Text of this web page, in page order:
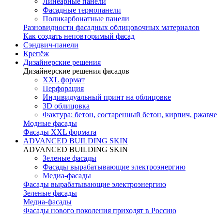
Фасадные термопанели
Поликарбонатные панели
Разновидности фасадных облицовочных материалов
Как создать неповторимый фасад
Сэндвич-панели
Крепёж
Дизайнерские решения
Дизайнерские решения фасадов
XXL формат
Перфорация
Индивидуальный принт на облицовке
3D облицовка
Фактура: бетон, состаренный бетон, кирпич,
Модные фасады
Фасады XXL формата
ADVANCED BUILDING SKIN
ADVANCED BUILDING SKIN
Зеленые фасады
Фасады вырабатывающие электроэнергию
Медиа-фасады
Фасады вырабатывающие электроэнергию
Зеленые фасады
Медиа-фасады
Фасады нового поколения приходят в Россию